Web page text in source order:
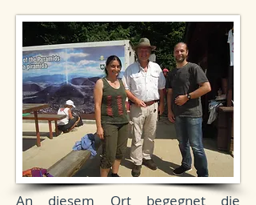
An diesem Ort begegnet die